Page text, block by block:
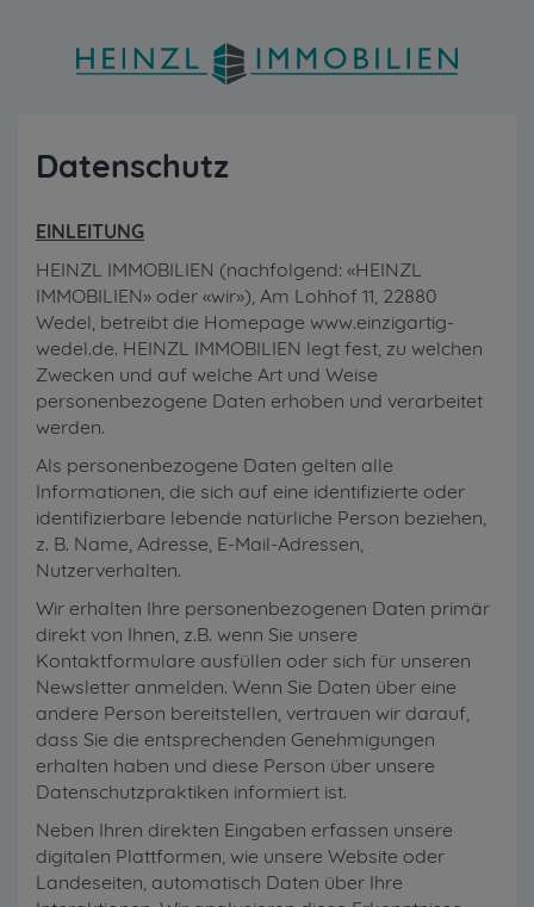
Datenschutz
EINLEITUNG
HEINZL IMMOBILIEN (nachfolgend: «HEINZL
IMMOBILIEN» oder «wir»), Am Lohhof 11, 22880
Wedel, betreibt die Homepage www.einzigartig-
wedel.de. HEINZL IMMOBILIEN legt fest, zu welchen
Zwecken und auf welche Art und Weise
personenbezogene Daten erhoben und verarbeitet
werden.
Als personenbezogene Daten gelten alle
Informationen, die sich auf eine identifizierte oder
identifizierbare lebende natürliche Person beziehen,
z. B. Name, Adresse, E-Mail-Adressen,
Nutzerverhalten.
Wir erhalten Ihre personenbezogenen Daten primär
direkt von Ihnen, z.B. wenn Sie unsere
Kontaktformulare ausfüllen oder sich für unseren
Newsletter anmelden. Wenn Sie Daten über eine
andere Person bereitstellen, vertrauen wir darauf,
dass Sie die entsprechenden Genehmigungen
erhalten haben und diese Person über unsere
Datenschutzpraktiken informiert ist.
Neben Ihren direkten Eingaben erfassen unsere
digitalen Plattformen, wie unsere Website oder
Landeseiten, automatisch Daten über Ihre